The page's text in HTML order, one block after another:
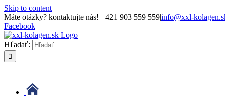
Skip to content
Máte otázky? kontaktujte nás! +421 903 559 559|info@xxl-
Facebook
Hľadať: